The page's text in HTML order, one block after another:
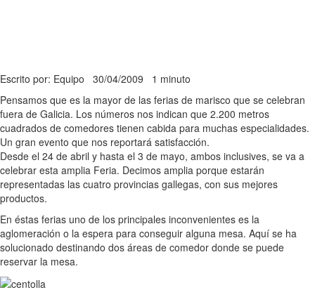
Escrito por: Equipo 30/04/2009 1 minuto
Pensamos que es la mayor de las ferias de marisco que se celebran
fuera de Galicia. Los números nos indican que 2.200 metros
cuadrados de comedores tienen cabida para muchas especialidades.
Un gran evento que nos reportará satisfacción.
Desde el 24 de abril y hasta el 3 de mayo, ambos inclusives, se va a
celebrar esta amplia Feria. Decimos amplia porque estarán
representadas las cuatro provincias gallegas, con sus mejores
productos.
En éstas ferias uno de los principales inconvenientes es la
aglomeración o la espera para conseguir alguna mesa. Aquí se ha
solucionado destinando dos áreas de comedor donde se puede
reservar la mesa.